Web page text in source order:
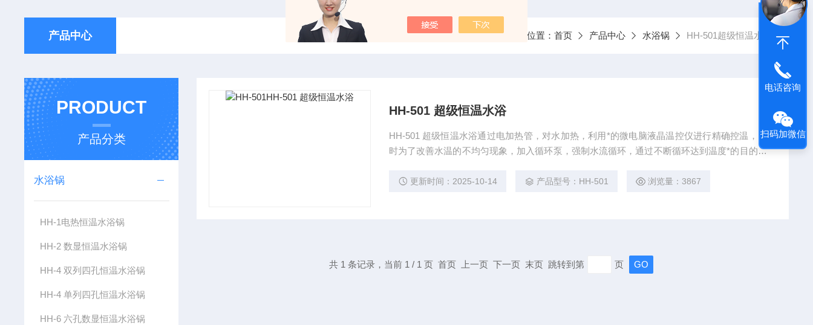
产品中心 当前位置： 首页 产品中心 水浴锅 HH-501超级恒温水浴
PRODUCT
产品分类
水浴锅
HH-1电热恒温水浴锅
HH-2 数显恒温水浴锅
HH-4 双列四孔恒温水浴锅
HH-4 单列四孔恒温水浴锅
HH-6 六孔数显恒温水浴锅
HH-501 超级恒温水浴
HH-501 超级恒温水浴通过电加热管，对水加热，利用*的微电脑液晶温控仪进行精确控温，同
时为了改善水温的不均匀现象，加入循环泵，强制水流循环，通过不断循环达到温度*的目的。
更新时间：2025-10-14 产品型号：HH-501 浏览量：3867
共 1 条记录，当前 1 / 1 页 首页 上一页 下一页 末页 跳转到第 页
电话咨询
扫码加微信